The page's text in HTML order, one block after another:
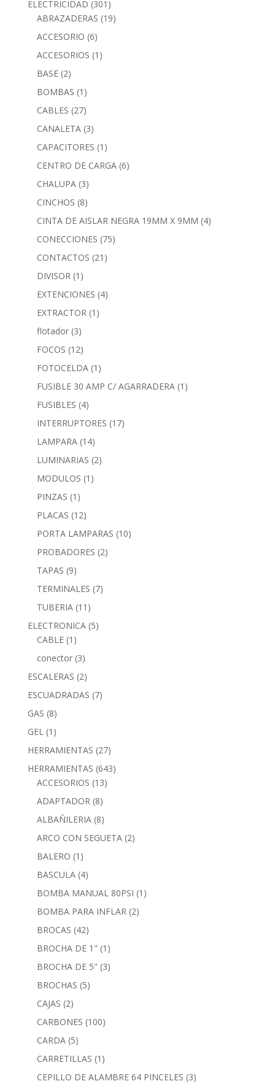
ELECTRICIDAD (301)
ABRAZADERAS (19)
ACCESORIO (6)
ACCESORIOS (1)
BASE (2)
BOMBAS (1)
CABLES (27)
CANALETA (3)
CAPACITORES (1)
CENTRO DE CARGA (6)
CHALUPA (3)
CINCHOS (8)
CINTA DE AISLAR NEGRA 19MM X 9MM (4)
CONECCIONES (75)
CONTACTOS (21)
DIVISOR (1)
EXTENCIONES (4)
EXTRACTOR (1)
flotador (3)
FOCOS (12)
FOTOCELDA (1)
FUSIBLE 30 AMP C/ AGARRADERA (1)
FUSIBLES (4)
INTERRUPTORES (17)
LAMPARA (14)
LUMINARIAS (2)
MODULOS (1)
PINZAS (1)
PLACAS (12)
PORTA LAMPARAS (10)
PROBADORES (2)
TAPAS (9)
TERMINALES (7)
TUBERIA (11)
ELECTRONICA (5)
CABLE (1)
conector (3)
ESCALERAS (2)
ESCUADRADAS (7)
GAS (8)
GEL (1)
HERRAMIENTAS (27)
HERRAMIENTAS (643)
ACCESORIOS (13)
ADAPTADOR (8)
ALBAÑILERIA (8)
ARCO CON SEGUETA (2)
BALERO (1)
BASCULA (4)
BOMBA MANUAL 80PSI (1)
BOMBA PARA INFLAR (2)
BROCAS (42)
BROCHA DE 1" (1)
BROCHA DE 5" (3)
BROCHAS (5)
CAJAS (2)
CARBONES (100)
CARDA (5)
CARRETILLAS (1)
CEPILLO DE ALAMBRE 64 PINCELES (3)